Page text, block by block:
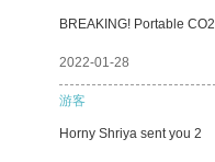
BREAKING! Portable CO2
2022-01-28
游客
Horny Shriya sent you 2